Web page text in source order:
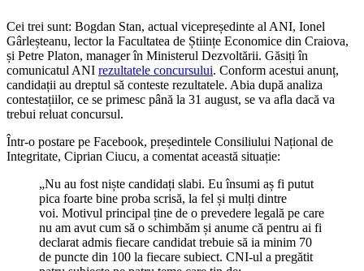
Cei trei sunt: Bogdan Stan, actual vicepreședinte al ANI, Ionel
Gârleșteanu, lector la Facultatea de Științe Economice din Craiova,
și Petre Platon, manager în Ministerul Dezvoltării. Găsiți în
comunicatul ANI rezultatele concursului. Conform acestui anunț,
candidații au dreptul să conteste rezultatele. Abia după analiza
contestațiilor, ce se primesc până la 31 august, se va afla dacă va
trebui reluat concursul.
Într-o postare pe Facebook, președintele Consiliului Național de
Integritate, Ciprian Ciucu, a comentat această situație:
„Nu au fost niște candidați slabi. Eu însumi aș fi putut
pica foarte bine proba scrisă, la fel și mulți dintre
voi. Motivul principal ține de o prevedere legală pe care
nu am avut cum să o schimbăm și anume că pentru ai fi
declarat admis fiecare candidat trebuie să ia minim 70
de puncte din 100 la fiecare subiect. CNI-ul a pregătit